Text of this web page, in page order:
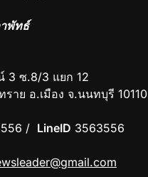
พัทธ์
3 ซ.8/3 แยก 12
าย อ.เมือง จ.นนทบุรี 10110
/ LineID 3563556